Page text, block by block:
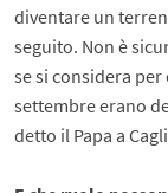
diventare un
seguito. Non è
se si considera
settembre erano
detto il Papa a